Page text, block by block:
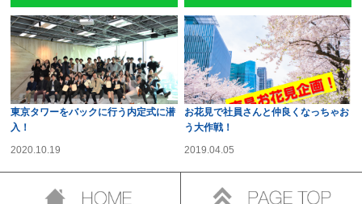
東京タワーをバックに行う内定式に潜
入！
2020.10.19
お花見で社員さんと仲良くなっちゃお
う大作戦！
2019.04.05